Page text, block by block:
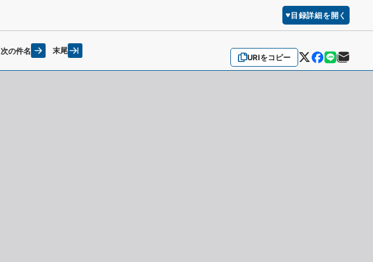
目録詳細を開く
URIをコピー
次の件名 末尾